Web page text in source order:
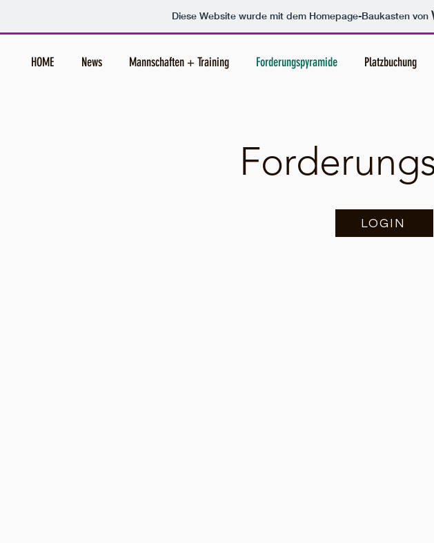
Diese Website wurde mit dem Homepage-Baukasten von
HOME News Mannschaften + Training Forderungspyramide Platzbuchung
LOGIN